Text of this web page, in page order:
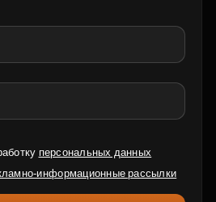
персональных данных
информационные рассылки